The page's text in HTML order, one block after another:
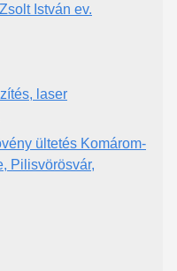
István ev.
laser
ültetés Komárom-
Pilisvörösvár,